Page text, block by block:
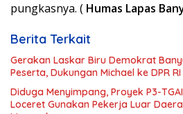
pungkasnya. ( Humas Lapas
Berita Terkait
Gerakan Laskar Biru Demokrat
Peserta, Dukungan Michael ke DPR
Diduga Menyimpang, Proyek P3-
Loceret Gunakan Pekerja Luar